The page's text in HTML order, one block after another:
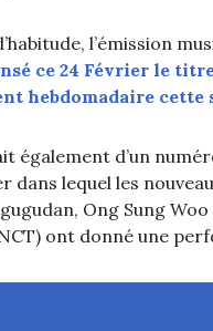
l’émission
ce 24 Février le
hebdomadaire cette
également d’un
dans lequel les
Ong Sung
ont donné une